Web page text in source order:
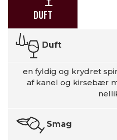
DUFT
Duft
en fyldig og krydret
af kanel og kirsebær
Smag